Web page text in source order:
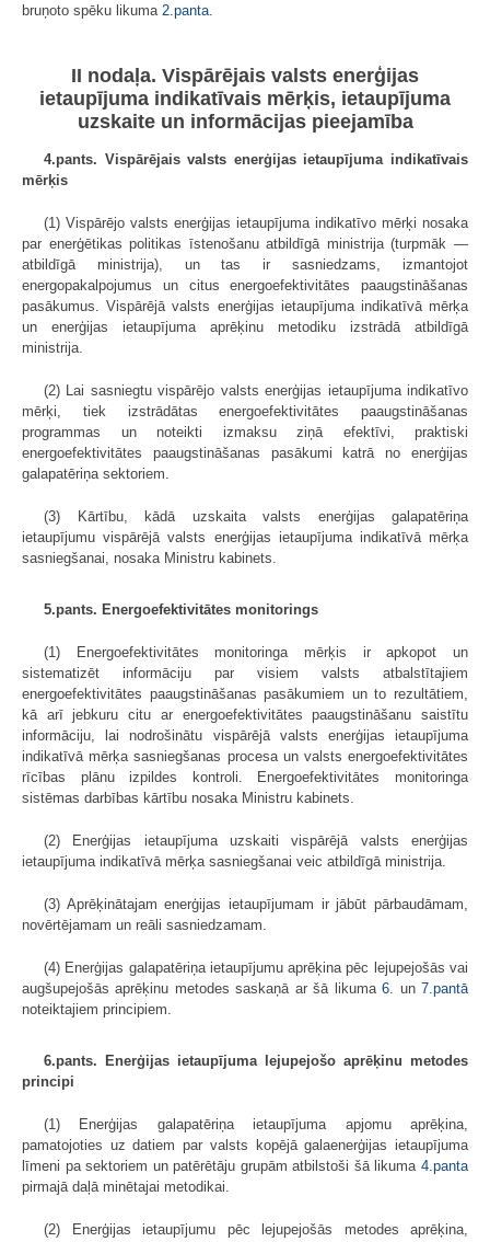
bruņoto spēku likuma 2.panta
II nodaļa. Vispārējais valsts enerģijas
ietaupījuma indikatīvais mērķis, ietaupījuma
uzskaite un informācijas pieejamība
4.pants. Vispārējais valsts enerģijas ietaupījuma indikatīvais
mērķis
(1) Vispārējo valsts enerģijas ietaupījuma indikatīvo mērķi nosaka
par enerģētikas politikas īstenošanu atbildīgā ministrija (turpmāk —
atbildīgā ministrija), un tas ir sasniedzams, izmantojot
energopakalpojumus un citus energoefektivitātes paaugstināšanas
pasākumus. Vispārējā valsts enerģijas ietaupījuma indikatīvā mērķa
un enerģijas ietaupījuma aprēķinu metodiku izstrādā atbildīgā
ministrija.
(2) Lai sasniegtu vispārējo valsts enerģijas ietaupījuma indikatīvo
mērķi, tiek izstrādātas energoefektivitātes paaugstināšanas
programmas un noteikti izmaksu ziņā efektīvi, praktiski
energoefektivitātes paaugstināšanas pasākumi katrā no enerģijas
galapatēriņa sektoriem.
(3) Kārtību, kādā uzskaita valsts enerģijas galapatēriņa
ietaupījumu vispārējā valsts enerģijas ietaupījuma indikatīvā mērķa
sasniegšanai, nosaka Ministru kabinets.
5.pants. Energoefektivitātes monitorings
(1) Energoefektivitātes monitoringa mērķis ir apkopot un
sistematizēt informāciju par visiem valsts atbalstītajiem
energoefektivitātes paaugstināšanas pasākumiem un to rezultātiem,
kā arī jebkuru citu ar energoefektivitātes paaugstināšanu saistītu
informāciju, lai nodrošinātu vispārējā valsts enerģijas ietaupījuma
indikatīvā mērķa sasniegšanas procesa un valsts energoefektivitātes
rīcības plānu izpildes kontroli. Energoefektivitātes monitoringa
sistēmas darbības kārtību nosaka Ministru kabinets.
(2) Enerģijas ietaupījuma uzskaiti vispārējā valsts enerģijas
ietaupījuma indikatīvā mērķa sasniegšanai veic atbildīgā ministrija.
(3) Aprēķinātajam enerģijas ietaupījumam ir jābūt pārbaudāmam,
novērtējamam un reāli sasniedzamam.
(4) Enerģijas galapatēriņa ietaupījumu aprēķina pēc lejupejošās vai
augšupejošās aprēķinu metodes saskaņā ar šā likuma6. un7.pantā
noteiktajiem principiem.
6.pants. Enerģijas ietaupījuma lejupejošo aprēķinu metodes
principi
(1) Enerģijas galapatēriņa ietaupījuma apjomu aprēķina,
pamatojoties uz datiem par valsts kopējā galaenerģijas ietaupījuma
līmeni pa sektoriem un patērētāju grupām atbilstoši šā likuma 4.panta
pirmajā daļā minētajai metodikai.
(2) Enerģijas ietaupījumu pēc lejupejošās metodes aprēķina,